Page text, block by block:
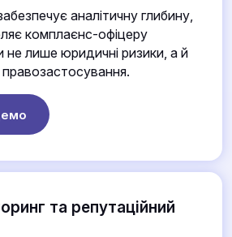
аналітичну глибину,
комплаєнс-офіцеру
не лише юридичні ризики, а й
правозастосування.
та репутаційний